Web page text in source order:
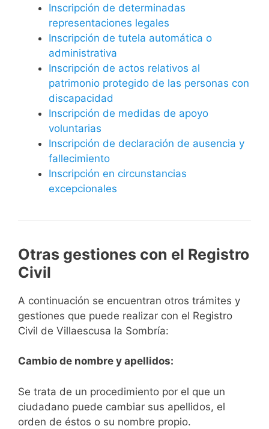
Inscripción de determinadas
representaciones legales
Inscripción de tutela automática o
administrativa
Inscripción de actos relativos al
patrimonio protegido de las personas con
discapacidad
Inscripción de medidas de apoyo
voluntarias
Inscripción de declaración de ausencia y
fallecimiento
Inscripción en circunstancias
excepcionales
Otras gestiones con el Registro
Civil
A continuación se encuentran otros trámites y
gestiones que puede realizar con el Registro
Civil de Villaescusa la Sombría:
Cambio de nombre y apellidos:
Se trata de un procedimiento por el que un
ciudadano puede cambiar sus apellidos, el
orden de éstos o su nombre propio.